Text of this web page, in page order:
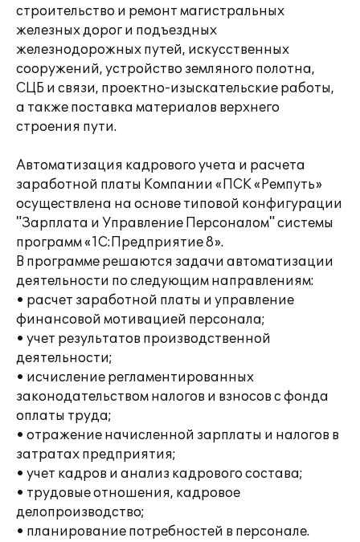
строительство и ремонт магистральных
железных дорог и подъездных
железнодорожных путей, искусственных
сооружений, устройство земляного полотна,
СЦБ и связи, проектно-изыскательские работы,
а также поставка материалов верхнего
строения пути.
Автоматизация кадрового учета и расчета
заработной платы Компании «ПСК «Ремпуть»
осуществлена на основе типовой конфигурации
"Зарплата и Управление Персоналом" системы
программ «1С:Предприятие 8».
В программе решаются задачи автоматизации
деятельности по следующим направлениям:
• расчет заработной платы и управление
финансовой мотивацией персонала;
• учет результатов производственной
деятельности;
• исчисление регламентированных
законодательством налогов и взносов с фонда
оплаты труда;
• отражение начисленной зарплаты и налогов в
затратах предприятия;
• учет кадров и анализ кадрового состава;
• трудовые отношения, кадровое
делопроизводство;
• планирование потребностей в персонале.